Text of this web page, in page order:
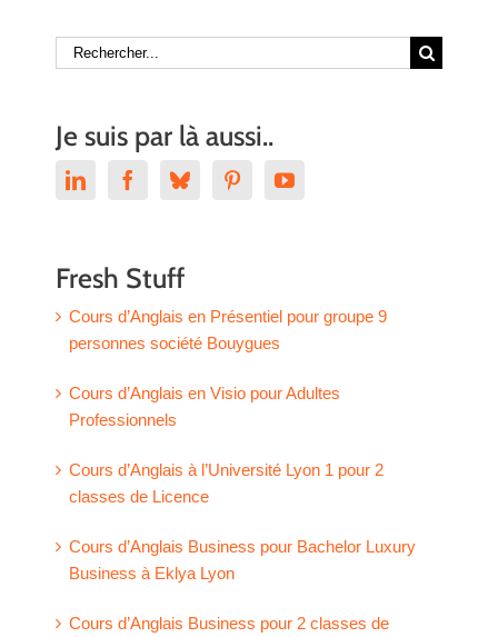
Rechercher:
Je suis par là aussi..
Fresh Stuff
Cours d’Anglais en Présentiel pour groupe 9
personnes société Bouygues
Cours d’Anglais en Visio pour Adultes
Professionnels
Cours d’Anglais à l’Université Lyon 1 pour 2
classes de Licence
Cours d’Anglais Business pour Bachelor Luxury
Business à Eklya Lyon
Cours d’Anglais Business pour 2 classes de